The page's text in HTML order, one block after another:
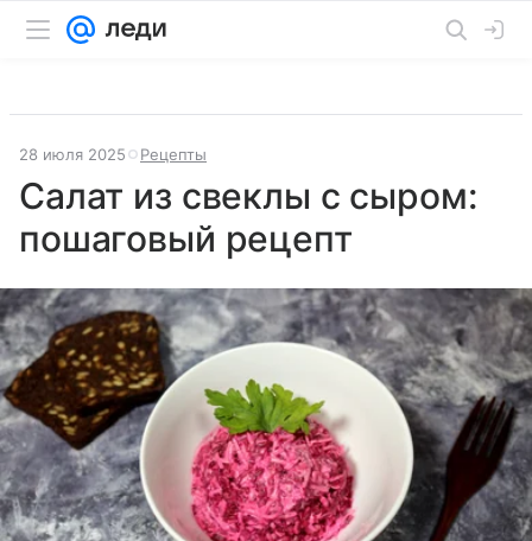
28 июля 2025 Рецепты
Салат из свеклы с сыром:
пошаговый рецепт